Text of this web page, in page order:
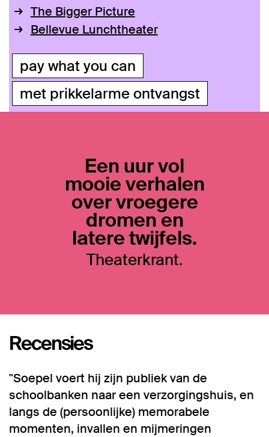
The Bigger Picture
Bellevue Lunchtheater
pay what you can
met prikkelarme ontvangst
Een uur vol
mooie verhalen
over vroegere
dromen en
latere twijfels.
Theaterkrant.
Recensies
"Soepel voert hij zijn publiek van de
schoolbanken naar een verzorgingshuis, en
langs de (persoonlijke) memorabele
momenten, invallen en mijmeringen